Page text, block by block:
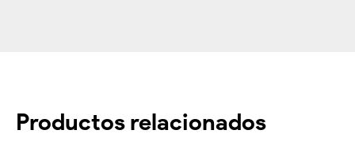
Productos relacionados